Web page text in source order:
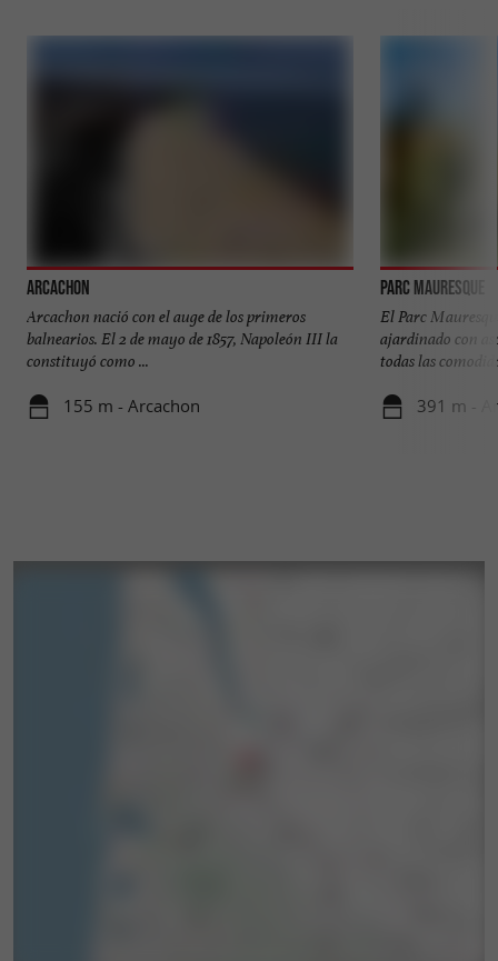
Arcachon
Arcachon nació con el auge de los primeros
balnearios. El 2 de mayo de 1857, Napoleón III la
constituyó como ...
155 m - Arcachon
Parc Mauresque
El Parc
ajardinado con
todas las
391 m -